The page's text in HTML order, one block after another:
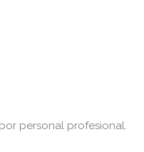
personal profesional.